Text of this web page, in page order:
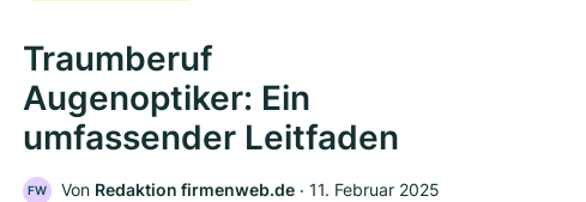
Traumberuf
Augenoptiker: Ein
umfassender Leitfaden
FW Von Redaktion firmenweb.de ‧ 11. Februar 2025